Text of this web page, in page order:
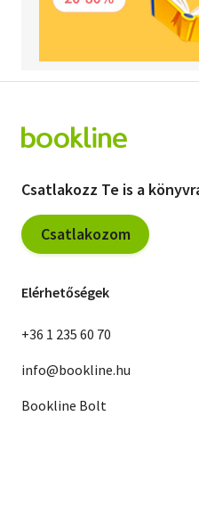
Csatlakozz Te is a
Csatlakozom
Elérhetőségek
+36 1 235 60 70
info@bookline.hu
Bookline Bolt